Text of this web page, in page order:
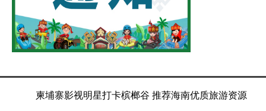
柬埔寨影视明星打卡槟榔谷 推荐海南优质旅游资源